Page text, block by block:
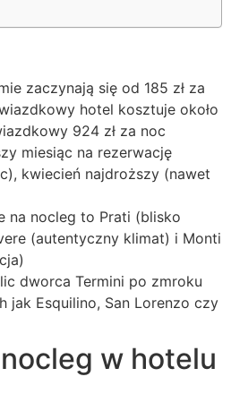
zaczynają się od 185 zł za
hotel kosztuje około
924 zł za noc
miesiąc na rezerwację
kwiecień najdroższy (nawet
na nocleg to Prati (blisko
(autentyczny klimat) i Monti
dworca Termini po zmroku
jak Esquilino, San Lorenzo czy
w hotelu